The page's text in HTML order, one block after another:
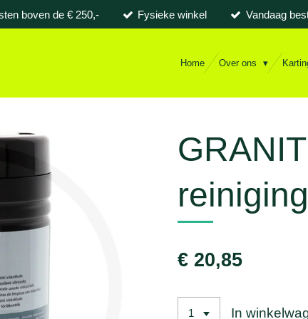
boven de € 250,- Fysieke winkel Vandaag
Home Over ons
€ 20,85
In